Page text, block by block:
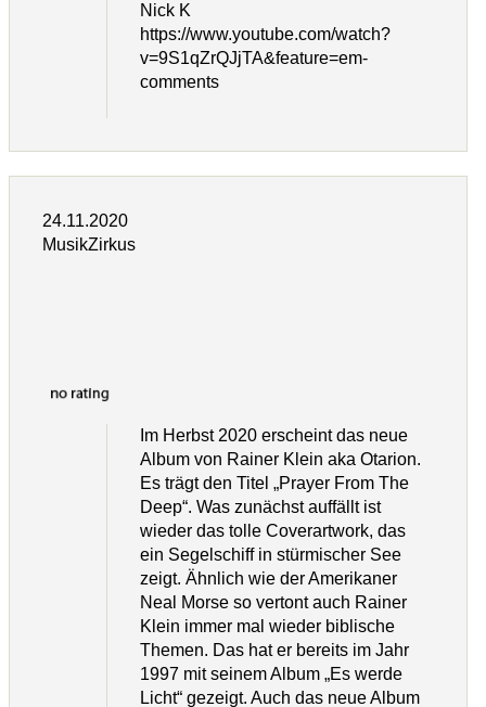
Nick K
https://www.youtube.com/watch?
v=9S1qZrQJjTA&feature=em-
comments
24.11.2020
MusikZirkus
Im Herbst 2020 erscheint das neue
Album von Rainer Klein aka Otarion.
Es trägt den Titel „Prayer From The
Deep“. Was zunächst auffällt ist
wieder das tolle Coverartwork, das
ein Segelschiff in stürmischer See
zeigt. Ähnlich wie der Amerikaner
Neal Morse so vertont auch Rainer
Klein immer mal wieder biblische
Themen. Das hat er bereits im Jahr
1997 mit seinem Album „Es werde
Licht“ gezeigt. Auch das neue Album